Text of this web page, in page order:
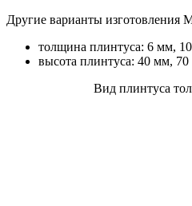
Другие варианты изготовления
толщина плинтуса: 6 мм,
высота плинтуса: 40 мм,
Вид плинтуса